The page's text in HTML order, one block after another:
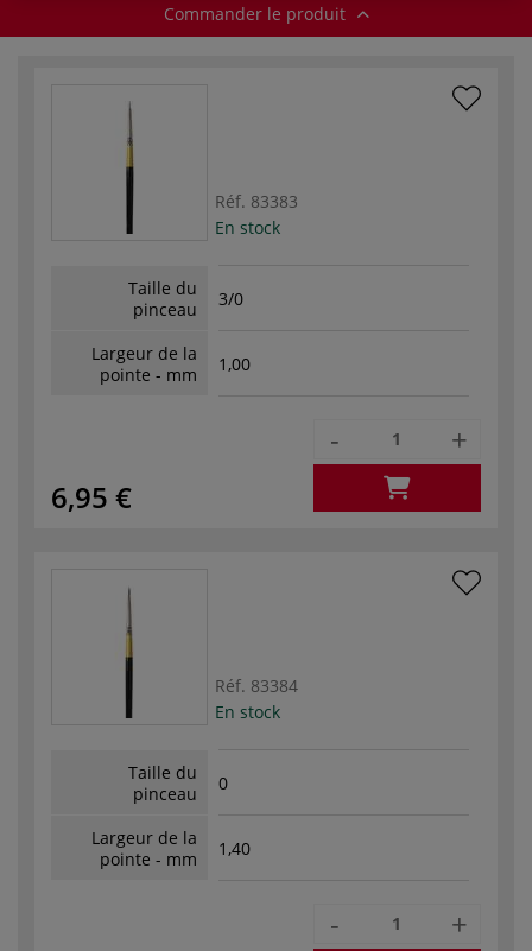
Commander le produit
Réf. 83383
En stock
Taille du
pinceau
3/0
Largeur de la
pointe - mm
1,00
6,95 €
- +
Réf. 83384
En stock
Taille du
pinceau
0
Largeur de la
pointe - mm
1,40
- +